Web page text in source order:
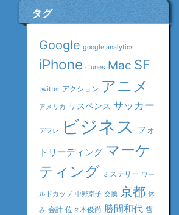
タグ
Google google analytics
iPhone iTunes Mac SF
twitter アクション アニメ
アメリカ サスペンス サッカー
デフレ ビジネス フォ
トリーディング マーケ
ティング ミステリー ワー
ルドカップ 中野京子 交換 京都 休
み 会計 佐々木俊尚 勝間和代 哲